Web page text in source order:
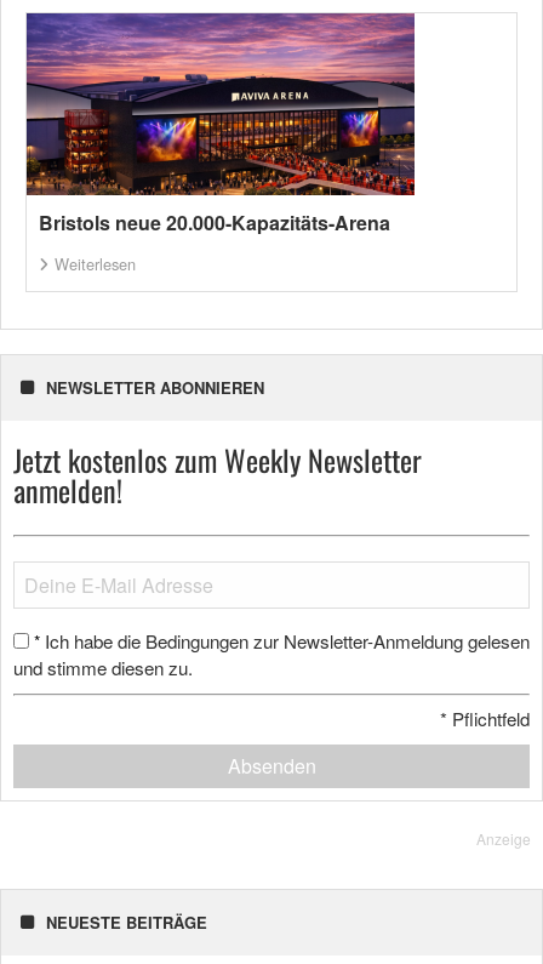
Bristols neue 20.000-Kapazitäts-Arena
Weiterlesen
NEWSLETTER ABONNIEREN
Jetzt kostenlos zum Weekly Newsletter
anmelden!
* Ich habe die Bedingungen zur Newsletter-Anmeldung gelesen
und stimme diesen zu.
* Pflichtfeld
Absenden
Anzeige
NEUESTE BEITRÄGE